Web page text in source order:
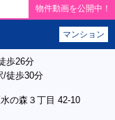
物件動画を公開中！
マンション
歩26分
/徒歩30分
の森３丁目 42-10